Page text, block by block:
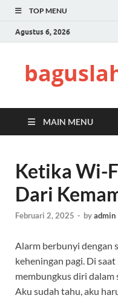
TOP MENU
Agustus 6, 2026
MAIN MENU
Ketika Wi-
Dari
Februari 2, 2025 - byadmin
Alarm berbunyi dengan
keheningan pagi. Di
membungkus diri
Aku sudah tahu, aku